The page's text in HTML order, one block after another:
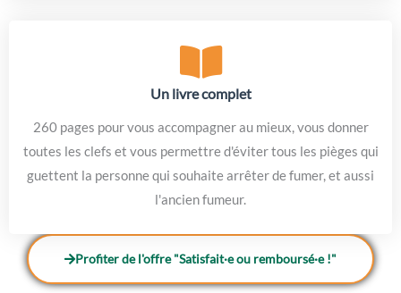
Un livre complet
260 pages pour vous accompagner au mieux, vous donner
toutes les clefs et vous permettre d'éviter tous les pièges qui
guettent la personne qui souhaite arrêter de fumer, et aussi
l'ancien fumeur.
Profiter de l'offre "Satisfait·e ou remboursé·e !"